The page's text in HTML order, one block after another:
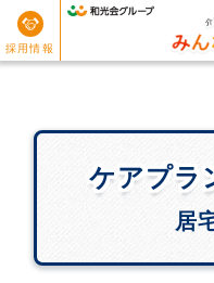
採用情報
ケアプラ
ケアプラ
居